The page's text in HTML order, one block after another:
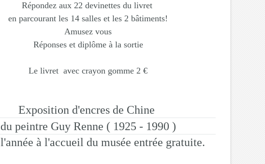
Répondez aux 22 devinettes du livret
en parcourant les 14 salles et les 2 bâtiments!
Amusez vous
Réponses et diplôme à la sortie
Le livret avec crayon gomme 2 €
Exposition d'encres de Chine
du peintre Guy Renne ( 1925 - 1990 )
à l'accueil du musée entrée gratuite.